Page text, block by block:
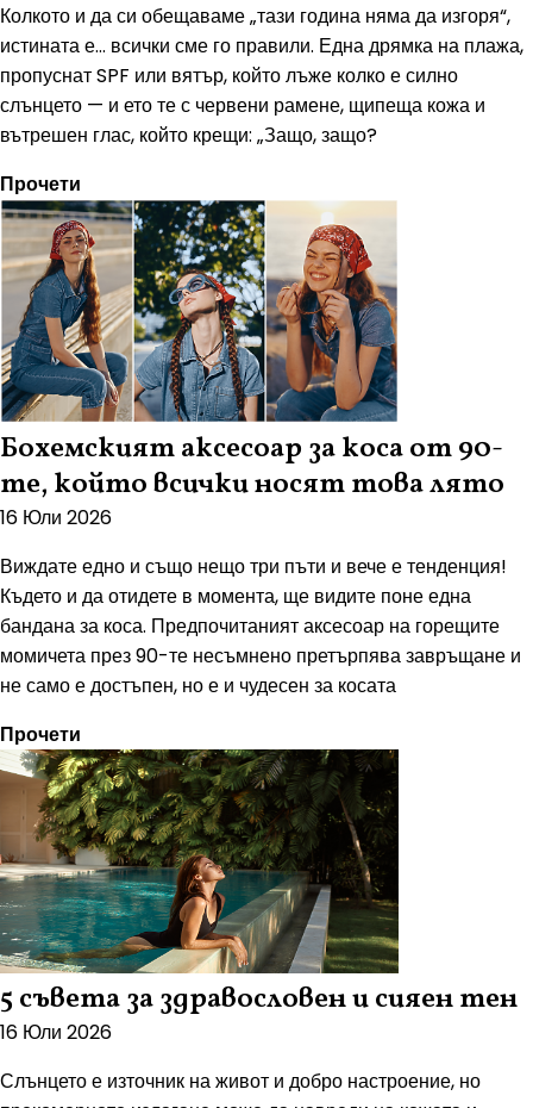
Колкото и да си обещаваме „тази година няма да изгоря“,
истината е… всички сме го правили. Една дрямка на плажа,
пропуснат SPF или вятър, който лъже колко е силно
слънцето — и ето те с червени рамене, щипеща кожа и
вътрешен глас, който крещи: „Защо, защо?
Прочети
Бохемският аксесоар за коса от 90-
те, който всички носят това лято
16 Юли 2026
Виждате едно и също нещо три пъти и вече е тенденция!
Където и да отидете в момента, ще видите поне една
бандана за коса. Предпочитаният аксесоар на горещите
момичета през 90-те несъмнено претърпява завръщане и
не само е достъпен, но е и чудесен за косата
Прочети
5 съвета за здравословен и сияен тен
16 Юли 2026
Слънцето е източник на живот и добро настроение, но